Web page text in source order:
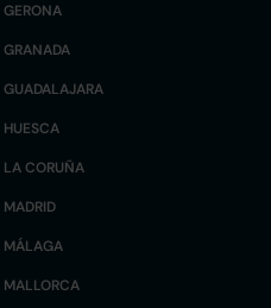
GERONA
GRANADA
GUADALAJARA
HUESCA
LA CORUÑA
MADRID
MÁLAGA
MALLORCA